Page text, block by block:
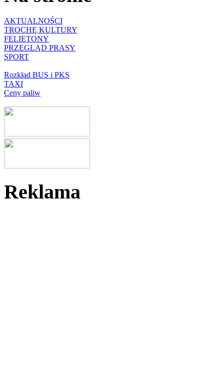
AKTUALNOŚCI
TROCHĘ KULTURY
FELIETONY
PRZEGLĄD PRASY
SPORT
Rozkład BUS i PKS
TAXI
Ceny paliw
Reklama